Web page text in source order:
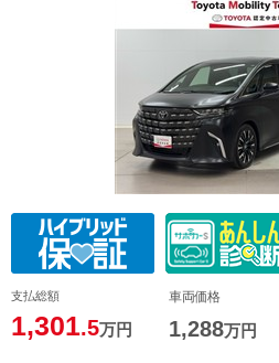
支払総額
1,301.5万円
車両価格
1,288万円